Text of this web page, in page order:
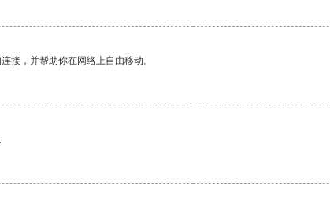
接，并帮助你在网络上自由移动。